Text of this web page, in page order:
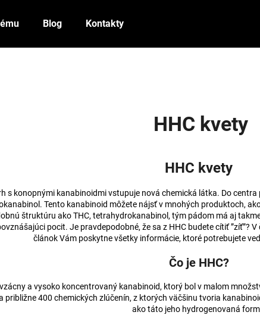
Blog Kontakty
HHC kvety
HHC kvety
s konopnými kanabinoidmi vstupuje nová chemická látka. Do
Tento kanabinoid môžete nájsť v mnohých produktoch,
štruktúru ako THC, tetrahydrokanabinol, tým pádom má aj
pocit. Je pravdepodobné, že sa z HHC budete cítiť ”zíť”?
článok Vám poskytne všetky informácie, ktoré potrebujete
Čo je HHC?
a vysoko koncentrovaný kanabinoid, ktorý bol v malom
približne 400 chemických zlúčenín, z ktorých väčšinu tvoria
ako táto jeho hydrogenovaná
€17,83
KONOPNÁ MASŤ
€15,37
Pôvodne: €16,24